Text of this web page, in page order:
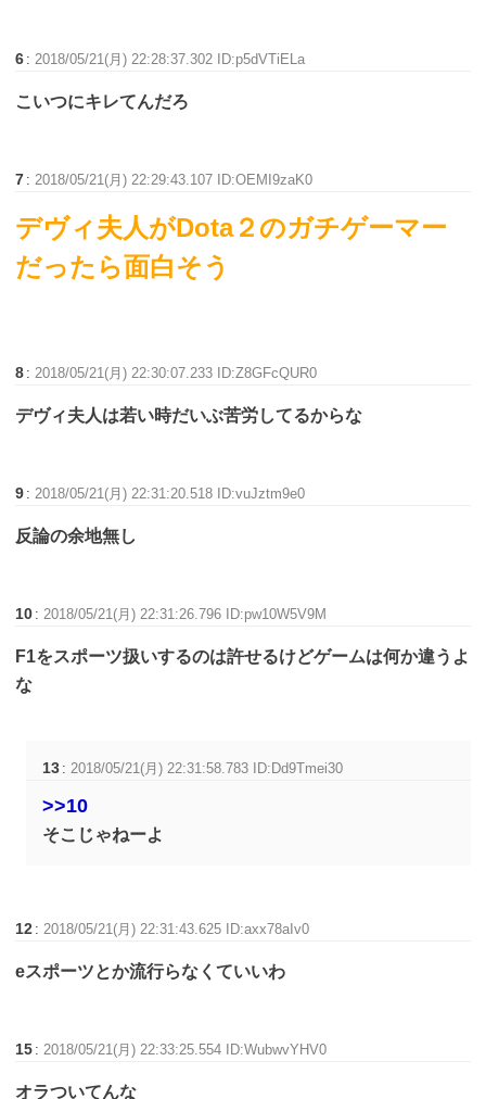
6 : 2018/05/21(月) 22:28:37.302 ID:p5dVTiELa
こいつにキレてんだろ
7 : 2018/05/21(月) 22:29:43.107 ID:OEMI9zaK0
デヴィ夫人がDota２のガチゲーマー
だったら面白そう
8 : 2018/05/21(月) 22:30:07.233 ID:Z8GFcQUR0
デヴィ夫人は若い時だいぶ苦労してるからな
9 : 2018/05/21(月) 22:31:20.518 ID:vuJztm9e0
反論の余地無し
10 : 2018/05/21(月) 22:31:26.796 ID:pw10W5V9M
F1をスポーツ扱いするのは許せるけどゲームは何か違うよ
な
13 :2018/05/21(月) 22:31:58.783 ID:Dd9Tmei30
>>10
そこじゃねーよ
12 :2018/05/21(月) 22:31:43.625 ID:axx78aIv0
eスポーツとか流行らなくていいわ
15 :2018/05/21(月) 22:33:25.554 ID:WubwvYHV0
オラついてんな